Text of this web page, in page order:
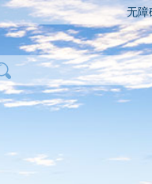
无障